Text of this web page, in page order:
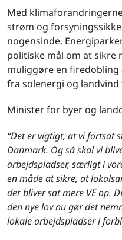
Med
strøm og
nogensinde.
politiske mål om at sikre
muliggøre en
fra solenergi og landvind
Minister for byer og
“Det er vigtigt, at vi fortsat
Danmark. Og så skal vi
arbejdspladser, særligt i
en måde at sikre, at
der bliver sat mere VE op.
den nye lov nu gør det
lokale arbejdspladser i